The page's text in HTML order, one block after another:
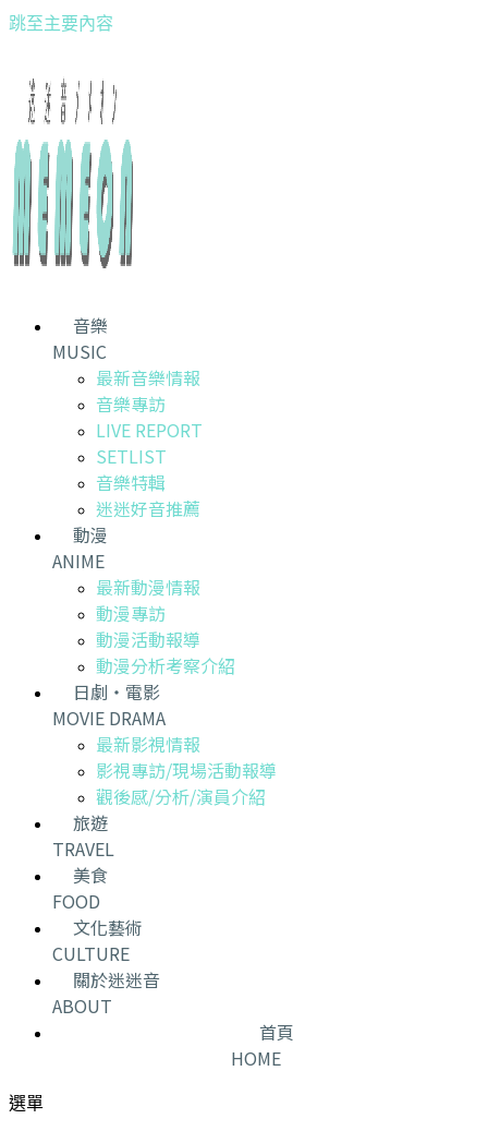
跳至主要內容
音樂
MUSIC
最新音樂情報
音樂專訪
LIVE REPORT
SETLIST
音樂特輯
迷迷好音推薦
動漫
ANIME
最新動漫情報
動漫專訪
動漫活動報導
動漫分析考察介紹
日劇・電影
MOVIE DRAMA
最新影視情報
影視專訪/現場活動報導
觀後感/分析/演員介紹
旅遊
TRAVEL
美食
FOOD
文化藝術
CULTURE
關於迷迷音
ABOUT
首頁
HOME
選單